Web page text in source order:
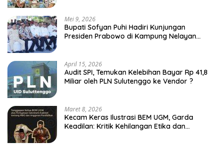
Mei 9, 2026
Bupati Sofyan Puhi Hadiri Kunjungan
Presiden Prabowo di Kampung Nelayan
April 15, 2026
Audit SPI, Temukan Kelebihan Bayar Rp 41,8
Miliar oleh PLN Sulutenggo ke Vendor ?
Maret 8, 2026
Kecam Keras Ilustrasi BEM UGM, Garda
Keadilan: Kritik Kehilangan Etika dan